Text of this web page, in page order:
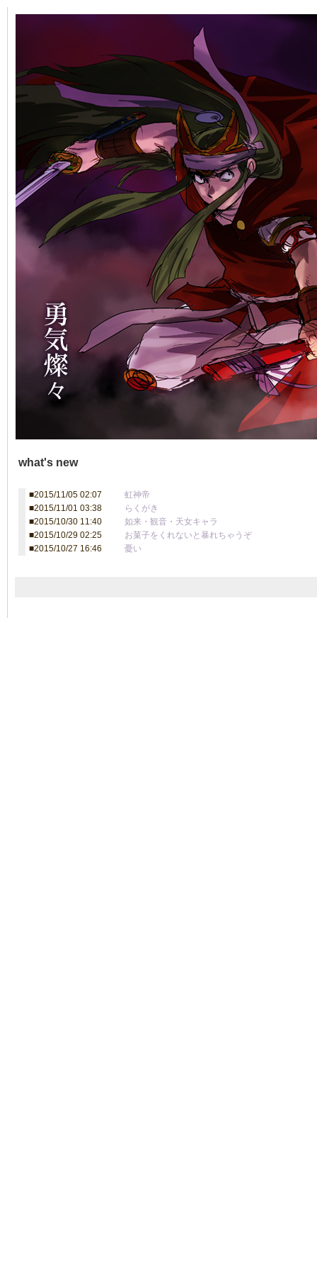
what's new
2015/11/05 02:07
虹神帝
2015/11/01 03:38
らくがき
2015/10/30 11:40
如来・観音・天女キャラ
2015/10/29 02:25
お菓子をくれないと暴れちゃうぞ
2015/10/27 16:46
憂い